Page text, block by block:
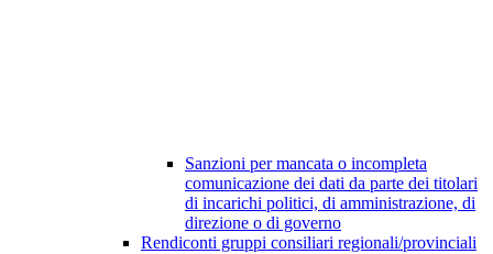
Sanzioni per mancata o incompleta
comunicazione dei dati da parte dei titolari
di incarichi politici, di amministrazione, di
direzione o di governo
Rendiconti gruppi consiliari regionali/provinciali